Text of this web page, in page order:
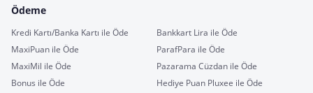
Ödeme
Kredi Kartı/Banka Kartı ile Öde
Bankkart Lira ile Öde
MaxiPuan ile Öde
ParafPara ile Öde
MaxiMil ile Öde
Pazarama Cüzdan ile Öde
Bonus ile Öde
Hediye Puan Pluxee ile Öde